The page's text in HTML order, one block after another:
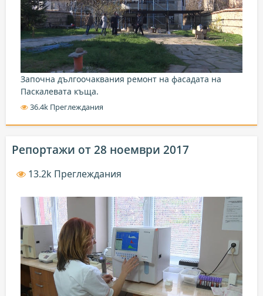
Започна дългоочаквания ремонт на фасадата на
Паскалевата къща.
36.4k Преглеждания
Репортажи от 28 ноември 2017
13.2k Преглеждания